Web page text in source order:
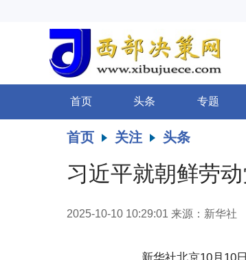
首页 头条 专题
首页 关注 头条
习近平就朝鲜劳
2025-10-10 10:29:01 来源：新华社
新华社北京10月10